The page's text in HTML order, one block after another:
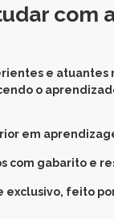
com
e atuantes
o
em
com gabarito e
exclusivo, feito